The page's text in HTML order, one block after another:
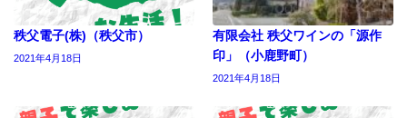
秩父電子(株)（秩父市）
2021年4月18日
有限会社 秩父ワインの「源作
印」（小鹿野町）
2021年4月18日